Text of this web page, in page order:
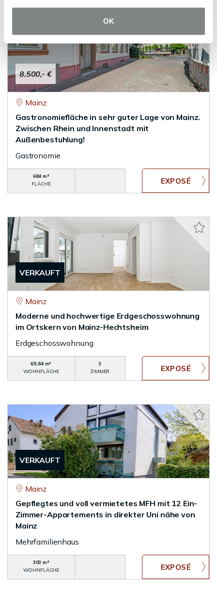
OK
8.500,- €
Mainz
Gastronomiefläche in sehr guter Lage von Mainz.
Zwischen Rhein und Innenstadt mit
Außenbestuhlung!
Gastronomie
684 m²
FLÄCHE
VERKAUFT
Mainz
Moderne und hochwertige Erdgeschosswohnung
im Ortskern von Mainz-Hechtsheim
Erdgeschosswohnung
69,84 m²
WOHNFLÄCHE
3
ZIMMER
VERKAUFT
Mainz
Gepflegtes und voll vermietetes MFH mit 12 Ein-
Zimmer-Appartements in direkter Uni nähe von
Mainz
Mehrfamilienhaus
303 m²
WOHNFLÄCHE